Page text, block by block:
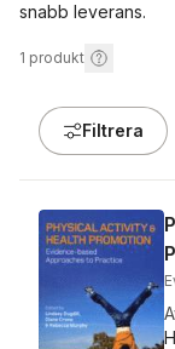
snabb leverans.
1 produkt
Filtrera